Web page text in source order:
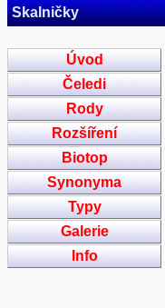
Skalničky
Úvod
Čeledi
Rody
Rozšíření
Biotop
Synonyma
Typy
Galerie
Info